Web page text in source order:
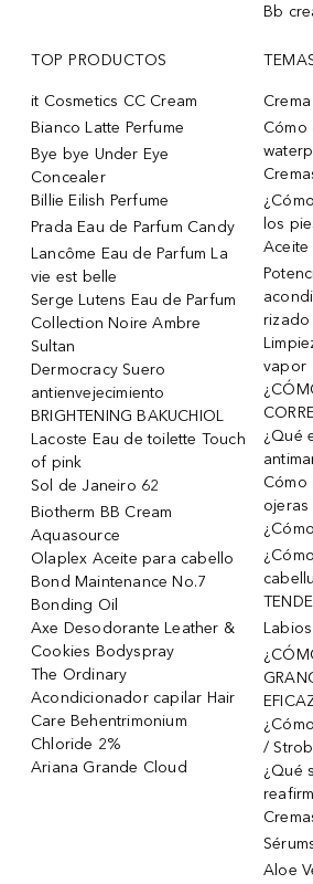
Bb
TOP PRODUCTOS
it Cosmetics CC Cream
Bianco Latte Perfume
Bye bye Under Eye
Concealer
Billie Eilish Perfume
Prada Eau de Parfum Candy
Lancôme Eau de Parfum La
vie est belle
Serge Lutens Eau de Parfum
Collection Noire Ambre
Sultan
Dermocracy Suero
antienvejecimiento
BRIGHTENING BAKUCHIOL
Lacoste Eau de toilette Touch
of pink
Sol de Janeiro 62
Biotherm BB Cream
Aquasource
Olaplex Aceite para cabello
Bond Maintenance No.7
Bonding Oil
Axe Desodorante Leather &
Cookies Bodyspray
The Ordinary
Acondicionador capilar Hair
Care Behentrimonium
Chloride 2%
Ariana Grande Cloud
Cómo
los
rizado
vapor
¿Qué
Cómo
ojeras
/
¿Qué
Aloe